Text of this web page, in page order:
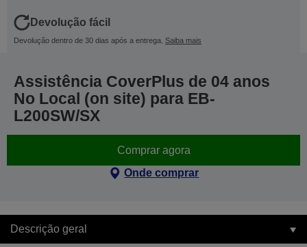
Devolução fácil
Devolução dentro de 30 dias após a entrega. Saiba mais
Assistência CoverPlus de 04 anos
No Local (on site) para EB-
L200SW/SX
Comprar agora
Onde comprar
Descrição geral